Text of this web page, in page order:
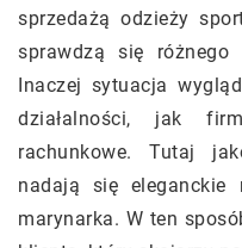
sprzedażą odzieży
sprawdzą się
Inaczej sytuacja
działalności, jak
rachunkowe. Tutaj
nadają się
marynarka. W ten